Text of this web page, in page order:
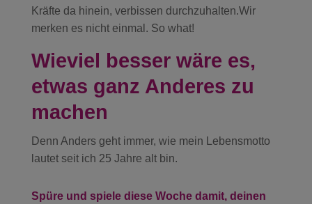
Kräfte da hinein, verbissen durchzuhalten.Wir
merken es nicht einmal. So what!
Wieviel besser wäre es,
etwas ganz Anderes zu
machen
Denn Anders geht immer, wie mein Lebensmotto
lautet seit ich 25 Jahre alt bin.
Spüre und spiele diese Woche damit, deinen